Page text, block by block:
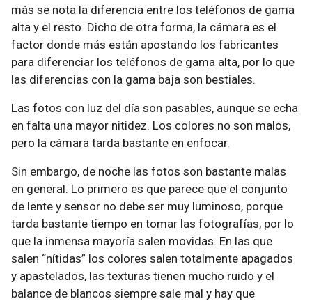
más se nota la diferencia entre los teléfonos de gama
alta y el resto. Dicho de otra forma, la cámara es el
factor donde más están apostando los fabricantes
para diferenciar los teléfonos de gama alta, por lo que
las diferencias con la gama baja son bestiales.
Las fotos con luz del día son pasables, aunque se echa
en falta una mayor nitidez. Los colores no son malos,
pero la cámara tarda bastante en enfocar.
Sin embargo, de noche las fotos son bastante malas
en general. Lo primero es que parece que el conjunto
de lente y sensor no debe ser muy luminoso, porque
tarda bastante tiempo en tomar las fotografías, por lo
que la inmensa mayoría salen movidas. En las que
salen “nítidas” los colores salen totalmente apagados
y apastelados, las texturas tienen mucho ruido y el
balance de blancos siempre sale mal y hay que